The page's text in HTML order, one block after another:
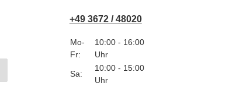
+49 3672 / 48020
Mo-
Fr:
10:00 - 16:00
Uhr
Sa:
10:00 - 15:00
Uhr